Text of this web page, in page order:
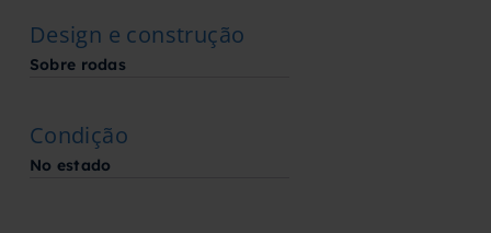
Design e construção
Sobre rodas
Condição
No estado